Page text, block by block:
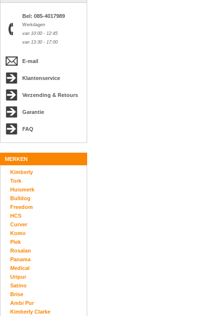
Bel: 085-4017989
Werkdagen
van 10:00 - 12:45
van 13:30 - 17:00
E-mail
Klantenservice
Verzending & Retours
Garantie
FAQ
MERKEN
Kimberly
Tork
Huismerk
Bulldog
Freedom
HCS
Curver
Komo
Piek
Rosalan
Panama
Medical
Uripur
Satino
Brise
Ambi Pur
Kimberly Clarke